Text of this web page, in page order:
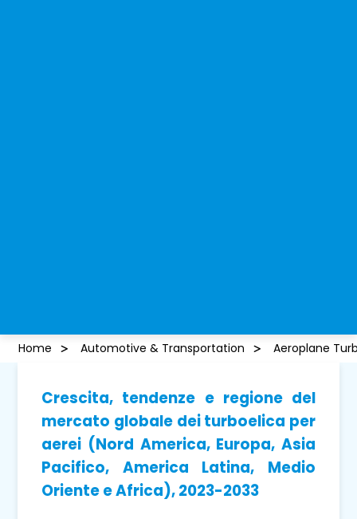
Home Automotive & Transportation Aeroplane
Crescita, tendenze e regione del
mercato globale dei turboelica per
aerei (Nord America, Europa, Asia
Pacifico, America Latina, Medio
Oriente e Africa), 2023-2033